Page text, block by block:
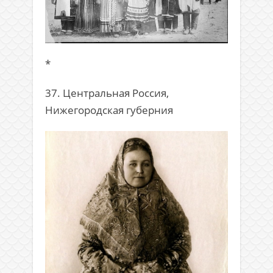
*
37. Центральная Россия,
Нижегородская губерния